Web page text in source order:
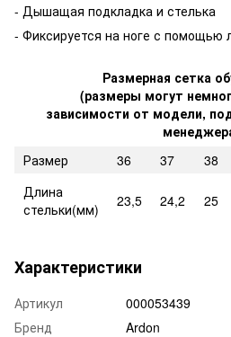
- Дышащая подкладка и стелька
- Фиксируется на ноге с помощью
Размерная сетка
(размеры могут
зависимости от модели,
Размер
36 37 38
Длина
стельки(мм)
23,5 24,2 25
Характеристики
Артикул
000053439
Бренд
Ardon